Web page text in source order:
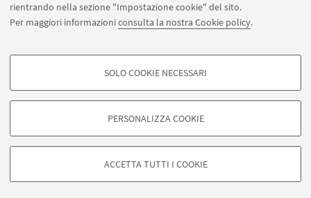
rientrando nella sezione "Impostazione cookie" del sito.
Per maggiori informazioniconsulta la nostra Cookie policy.
COOKIE DI PROFILAZIONE - FACOLTATIVI
degli utenti, creare profili in base al loro comportamento sul sito, per analisi
di marketing.
Google/Youtube Video
SOLO COOKIE NECESSARI
PERSONALIZZA COOKIE
ACCETTA TUTTI I COOKIE
APP:
©Copyright 2026 - ALMA MATER STUDIORUM - Università di
Bologna - Via Zamboni, 33 - 40126 Bologna - PI: 01131710376 - CF:
80007010376
Privacy
Note legali
Informazioni sul sito e accessibilità
Impostazioni Cookie